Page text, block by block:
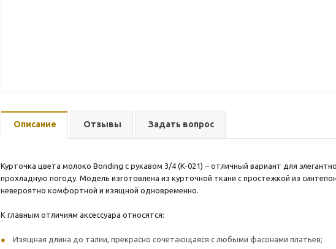
Описание Отзывы Задать вопрос
Курточка цвета молоко Bonding с рукавом 3/4 (K-021) – отличный вариант для
прохладную погоду. Модель изготовлена из курточной ткани с простежкой из
невероятно комфортной и изящной одновременно.
К главным отличиям аксессуара относятся:
Изящная длина до талии, прекрасно сочетающаяся с любыми фасонами платьев;